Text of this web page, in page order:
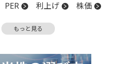
PER 利上げ
株価
金融緩和 業績相場
堅調 個人消費
債券
もっと見る